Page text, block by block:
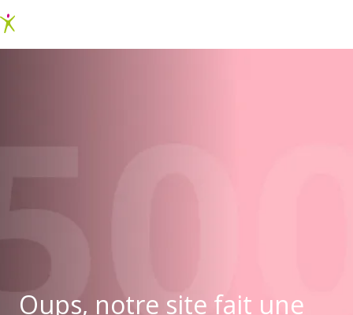
Oups, notre site fait une